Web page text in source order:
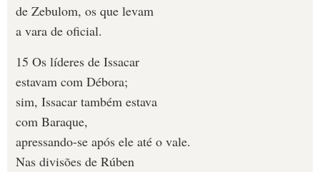
de Zebulom, os que levam
a vara de oficial.
15 Os líderes de Issacar
estavam com Débora;
sim, Issacar também estava
com Baraque,
apressando-se após ele até o vale.
Nas divisões de Rúben